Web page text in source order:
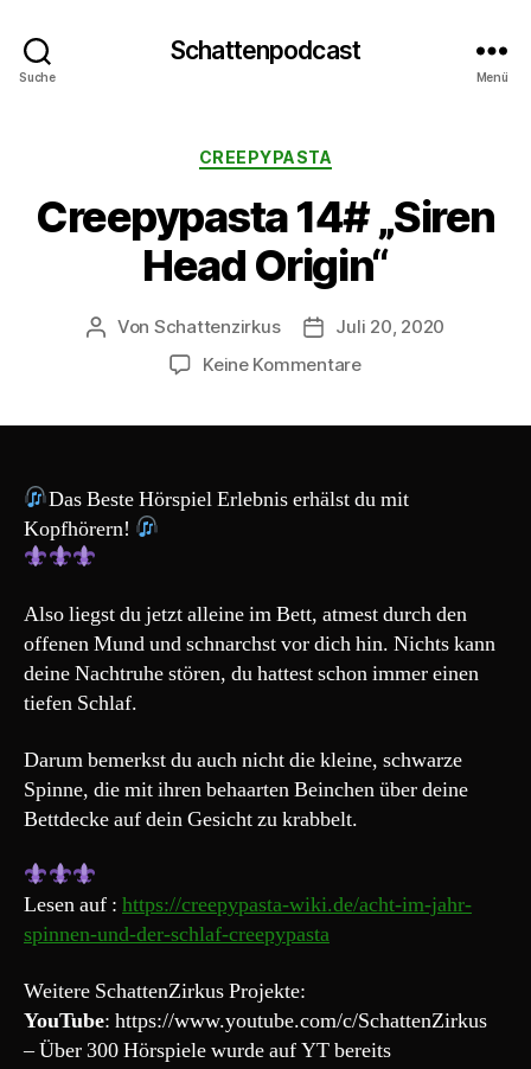
Suche
Schattenpodcast
Menü
Kategorien
CREEPYPASTA
Creepypasta 14# „Siren
Head Origin“
Beitragsautor
Von Schattenzirkus Beitragsdatum
Juli 20, 2020
Keine Kommentarezu
Origin“
Das Beste Hörspiel Erlebnis erhälst du mit
Kopfhörern!
Also liegst du jetzt alleine im Bett, atmest durch den
offenen Mund und schnarchst vor dich hin. Nichts kann
deine Nachtruhe stören, du hattest schon immer einen
tiefen Schlaf.
Darum bemerkst du auch nicht die kleine, schwarze
Spinne, die mit ihren behaarten Beinchen über deine
Bettdecke auf dein Gesicht zu krabbelt.
Lesen auf : https://creepypasta-wiki.de/acht-im-jahr-
spinnen-und-der-schlaf-creepypasta
Weitere SchattenZirkus Projekte:
YouTube: https://www.youtube.com/c/SchattenZirkus
– Über 300 Hörspiele wurde auf YT bereits